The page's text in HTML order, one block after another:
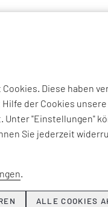
Unternehmen Ecosystem
Diese haben
der Cookies
"Einstellungen"
Sie jederzeit
.
ALLE COOKIES